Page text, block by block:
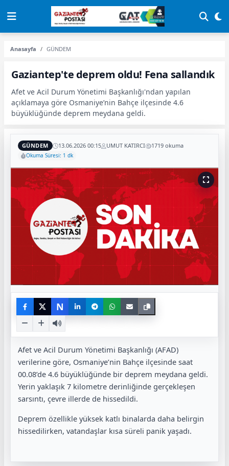
Anasayfa GÜNDEM
Gaziantep'te deprem oldu! Fena sallandık
Afet ve Acil Durum Yönetimi Başkanlığı'ndan yapılan
açıklamaya göre Osmaniye’nin Bahçe ilçesinde 4.6
büyüklüğünde deprem meydana geldi.
GÜNDEM 13.06.2026 00:15 UMUT KATIRCI 1719 okuma
Okuma Süresi: 1 dk
N
Afet ve Acil Durum Yönetimi Başkanlığı (AFAD)
verilerine göre, Osmaniye’nin Bahçe ilçesinde saat
00.08’de 4.6 büyüklüğünde bir deprem meydana geldi.
Yerin yaklaşık 7 kilometre derinliğinde gerçekleşen
sarsıntı, çevre illerde de hissedildi.
Deprem özellikle yüksek katlı binalarda daha belirgin
hissedilirken, vatandaşlar kısa süreli panik yaşadı.